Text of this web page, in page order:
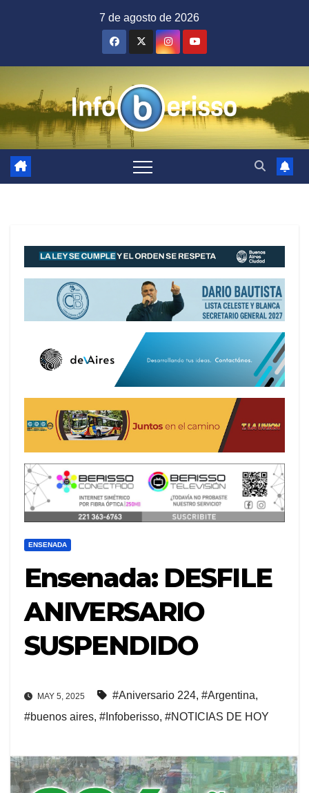
7 de agosto de 2026
ENSENADA
Ensenada: DESFILE
ANIVERSARIO
SUSPENDIDO
MAY 5, 2025 #Aniversario 224, #Argentina,
#buenos aires, #Infoberisso, #NOTICIAS DE HOY